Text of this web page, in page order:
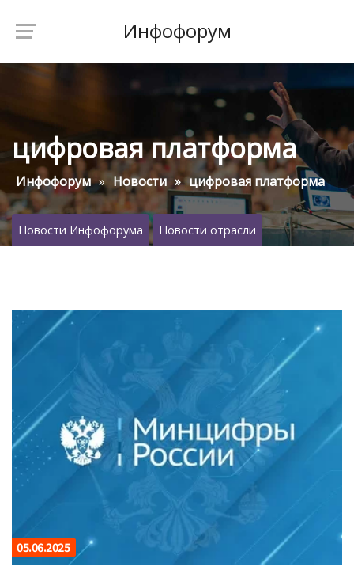
Инфофорум
цифровая платформа
Инфофорум Новости цифровая платформа
Новости Инфофорума Новости отрасли
05.06.2025